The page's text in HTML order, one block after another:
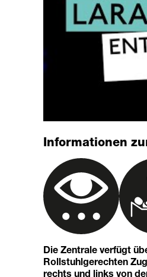
Informationen
Die Zentrale verfügt
Rollstuhlgerechten
rechts und links von